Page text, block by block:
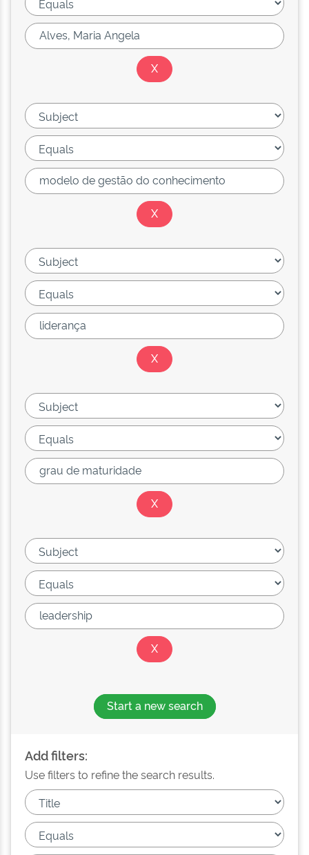
Start a new search
Add filters:
Use filters to refine the search results.